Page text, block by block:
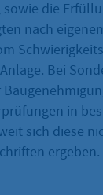
die
nach
Bei
in
sich diese
ergeben.